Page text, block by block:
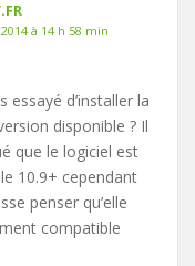
à 14 h 58 min
essayé d’installer la
disponible ? Il
que le logiciel est
10.9+ cependant
penser qu’elle
compatible